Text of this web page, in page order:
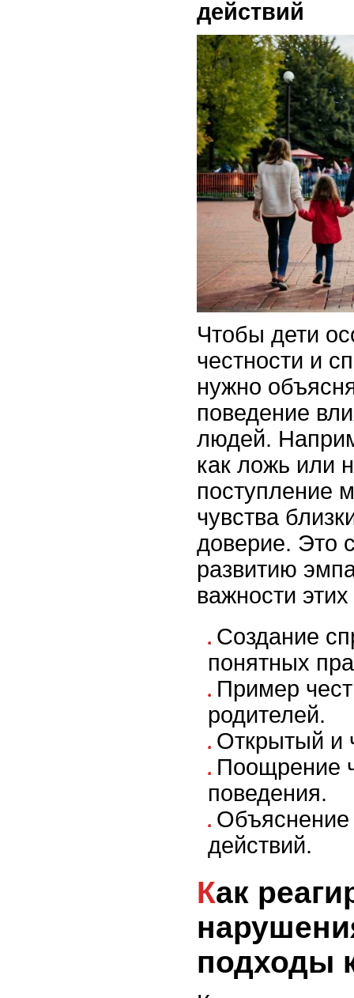
действий
Чтобы дети
честности и
нужно
поведение
людей.
как ложь или
поступление
чувства
доверие. Это
развитию
важности
Создание
понятных
Пример
родителей.
Открытый и
Поощрение
поведения.
Объяснение
действий.
Как реагировать на
подходы